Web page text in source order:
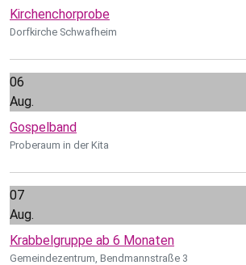
Kirchenchorprobe
Dorfkirche Schwafheim
06
Aug.
Gospelband
Proberaum in der Kita
07
Aug.
Krabbelgruppe ab 6 Monaten
Gemeindezentrum, Bendmannstraße 3